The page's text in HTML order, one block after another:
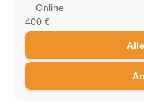
Online
400 €